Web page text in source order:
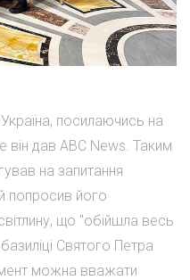
посилаючись на
він дав ABC News. Таким
на запитання
попросив його
що "обійшла весь
Святого Петра
можна вважати